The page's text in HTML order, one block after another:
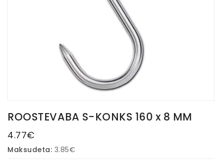
ROOSTEVABA S-KONKS 160 x 8 MM
4.77€
Maksudeta: 3.85€